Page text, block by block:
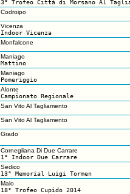
3° Trofeo Città di Morsano Al
Codroipo
Vicenza
Indoor Vicenza
Monfalcone
Maniago
Mattino
Maniago
Pomeriggio
Alonte
Campionato Regionale
San Vito Al Tagliamento
San Vito Al Tagliamento
Grado
Cornegliana Di Due Carrare
1° Indoor Due Carrare
Sedico
13° Memorial Luigi Tormen
Malo
18° Trofeo Cupido 2014